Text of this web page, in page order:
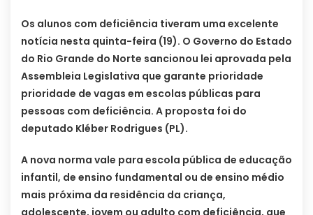
Os alunos com deficiência tiveram uma excelente
notícia nesta quinta-feira (19). O Governo do Estado
do Rio Grande do Norte sancionou lei aprovada pela
Assembleia Legislativa que garante prioridade
prioridade de vagas em escolas públicas para
pessoas com deficiência. A proposta foi do
deputado Kléber Rodrigues (PL).
A nova norma vale para escola pública de educação
infantil, de ensino fundamental ou de ensino médio
mais próxima da residência da criança,
adolescente, jovem ou adulto com deficiência, que